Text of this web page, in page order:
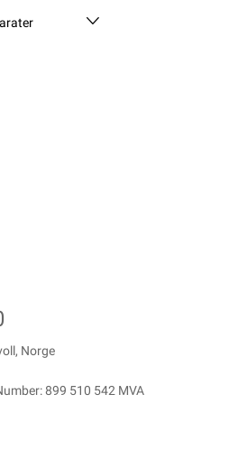
Norge
899 510 542 MVA